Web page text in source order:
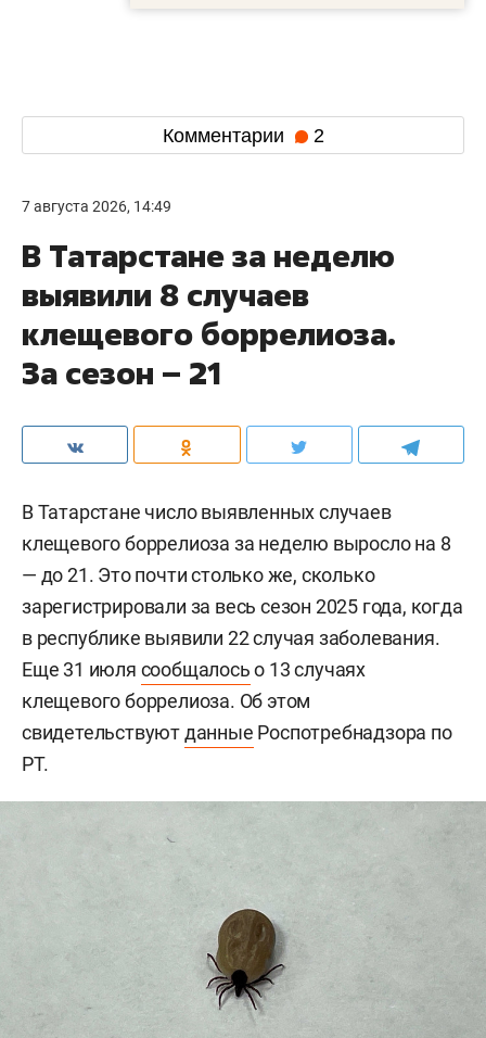
Комментарии 2
7 августа 2026, 14:49
В Татарстане за неделю
выявили 8 случаев
клещевого боррелиоза.
За сезон – 21
В Татарстане число выявленных случаев
клещевого боррелиоза за неделю выросло на 8
— до 21. Это почти столько же, сколько
зарегистрировали за весь сезон 2025 года, когда
в республике выявили 22 случая заболевания.
Еще 31 июля сообщалосьо 13 случаях
клещевого боррелиоза. Об этом
свидетельствуютданные Роспотребнадзора по
РТ.